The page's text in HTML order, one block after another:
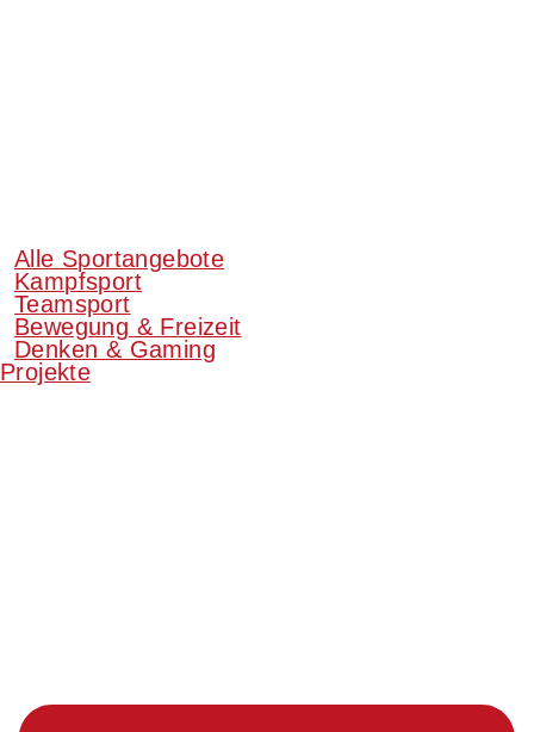
Alle Sportangebote
Kampfsport
Teamsport
Bewegung & Freizeit
Denken & Gaming
Projekte